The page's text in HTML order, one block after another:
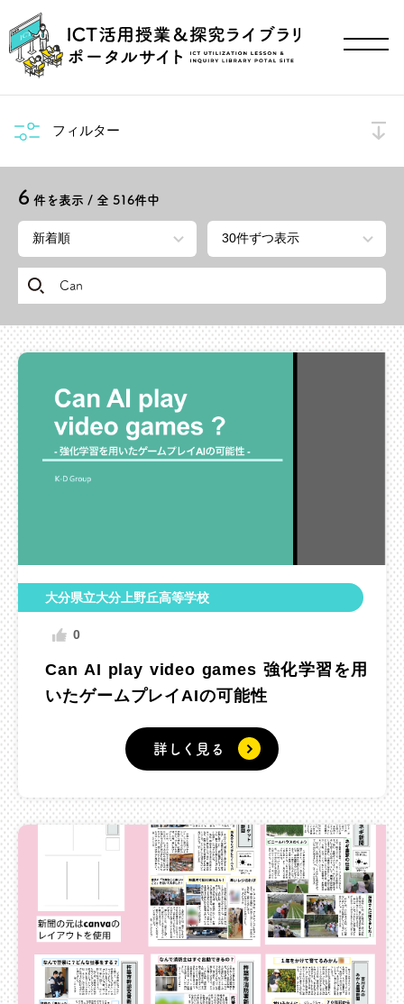
フィルター
6 件を表示 / 全 516件中
大分県立大分上野丘高等学校
0
Can AI play video games 強化学習を用
いたゲームプレイAIの可能性
詳しく見る